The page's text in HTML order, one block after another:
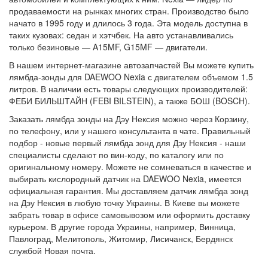
продаваемости на рынках многих стран. Производство было
начато в 1995 году и длилось 3 года. Эта модель доступна в
таких кузовах: седан и хэтчбек. На авто устанавливались
только безиновые — A15MF, G15MF — двигатели.
В нашем интернет-магазине автозапчастей Вы можете купить
лямбда-зонды для DAEWOO Nexia с двигателем объемом 1.5
литров. В наличии есть товары следующих производителей:
ФЕБИ БИЛЬШТАЙН (FEBI BILSTEIN), а также БОШ (BOSCH).
Заказать лямбда зонды на Дэу Нексия можно через Корзину,
по телефону, или у нашего консультанта в чате. Правильный
подбор - новые первый лямбда зонд для Дэу Нексия - наши
специалисты сделают по вин-коду, по каталогу или по
оригинальному номеру. Можете не сомневаться в качестве и
выбирать кислородный датчик на DAEWOO Nexia, имеется
официальная гарантия. Мы доставляем датчик лямбда зонд
на Дэу Нексия в любую точку Украины. В Киеве вы можете
забрать товар в офисе самовывозом или оформить доставку
курьером. В другие города Украины, например, Винница,
Павлоград, Мелитополь, Житомир, Лисичанск, Бердянск
службой Новая почта.